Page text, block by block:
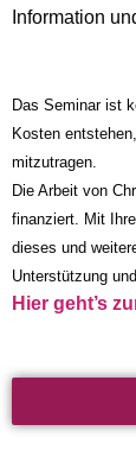
Information
Das Seminar ist
Kosten
mitzutragen.
Die Arbeit von
finanziert. Mit
dieses und
Unterstützung
Hier geht’s